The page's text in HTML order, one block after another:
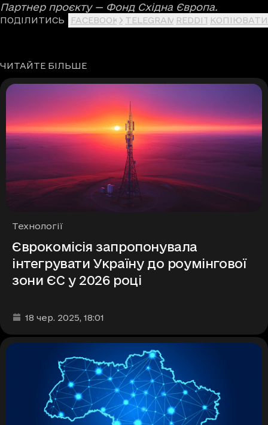
Партнер проєкту — Фонд Східна Європа.
ПОДІЛИТИСЬ FACEBOOK X TELEGRAM REDDIT КОПІЮВАТИ
ЧИТАЙТЕ БІЛЬШЕ
Рубрики
Технології
Єврокомісія запропонувала
інтегрувати Україну до роумінгової
зони ЄС у 2026 році
Дата та час публікації
18 чер. 2025, 18:01